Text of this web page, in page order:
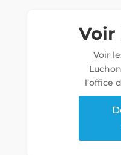
Voir
Voir
l’office